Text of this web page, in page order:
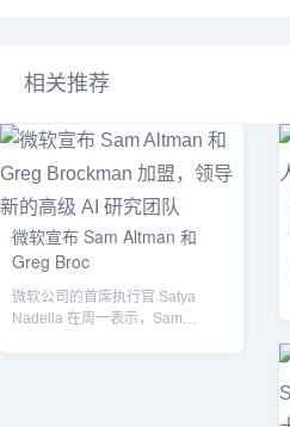
相关推荐
微软宣布 Sam Altman 和
Greg Broc
微软公司的首席执行官 Satya
Nadella 在周一表示，Sam